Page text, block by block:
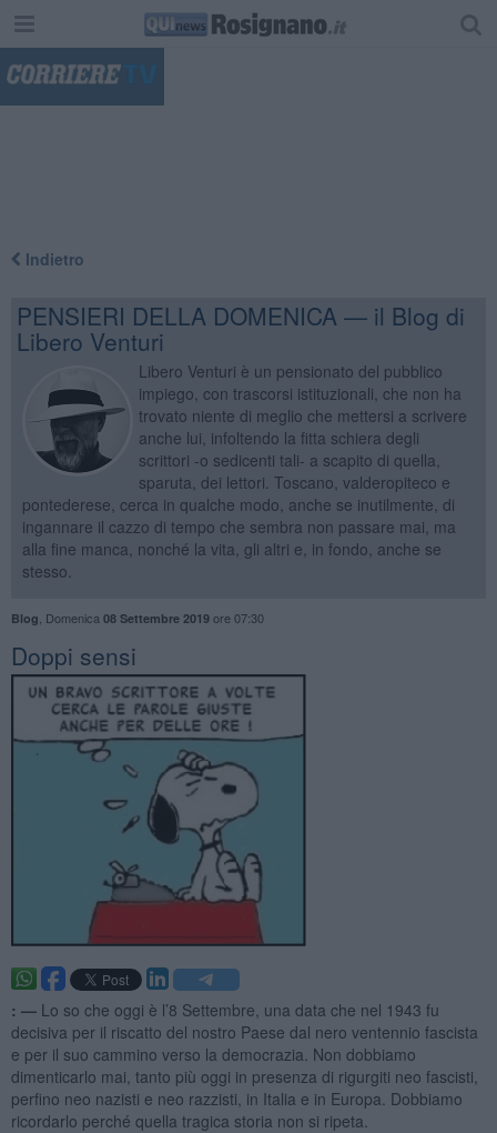
Indietro
PENSIERI DELLA DOMENICA — il Blog di
Libero Venturi
Libero Venturi è un pensionato del pubblico
impiego, con trascorsi istituzionali, che non ha
trovato niente di meglio che mettersi a scrivere
anche lui, infoltendo la fitta schiera degli
scrittori -o sedicenti tali- a scapito di quella,
sparuta, dei lettori. Toscano, valderopiteco e
pontederese, cerca in qualche modo, anche se inutilmente, di
ingannare il cazzo di tempo che sembra non passare mai, ma
alla fine manca, nonché la vita, gli altri e, in fondo, anche se
stesso.
Blog Domenica 08 Settembre 2019ore 07:30
Doppi sensi
: — Lo so che oggi è l’8 Settembre, una data che nel 1943 fu
decisiva per il riscatto del nostro Paese dal nero ventennio fascista
e per il suo cammino verso la democrazia. Non dobbiamo
dimenticarlo mai, tanto più oggi in presenza di rigurgiti neo fascisti,
perfino neo nazisti e neo razzisti, in Italia e in Europa. Dobbiamo
ricordarlo perché quella tragica storia non si ripeta.